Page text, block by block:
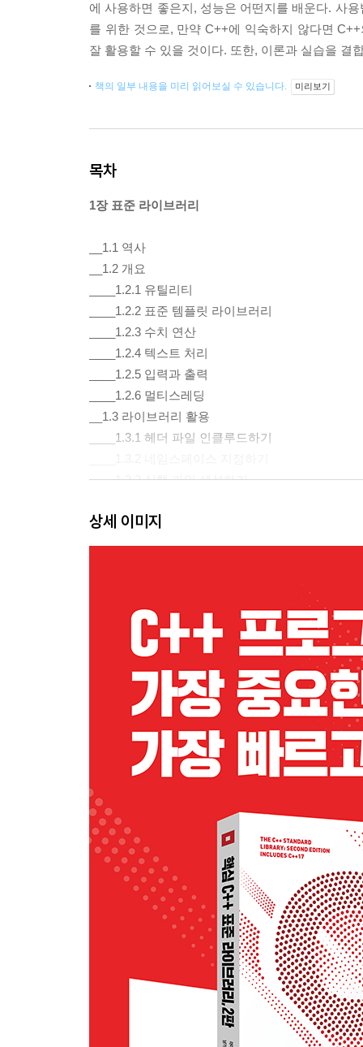
에 사용하면 좋은지, 성능은 어떤지를 배운다. 사
를 위한 것으로, 만약 C++에 익숙하지 않다면
잘 활용할 수 있을 것이다. 또한, 이론과 실습을 결
책의 일부 내용을 미리 읽어보실 수 있습니다. 미리보기
목차
1장 표준 라이브러리
__1.1 역사
__1.2 개요
____1.2.1 유틸리티
____1.2.2 표준 템플릿 라이브러리
____1.2.3 수치 연산
____1.2.4 텍스트 처리
____1.2.5 입력과 출력
____1.2.6 멀티스레딩
__1.3 라이브러리 활용
____1.3.1 헤더 파일 인클루드하기
____1.3.3 실행 파일 생성하기
2장 유틸리티
____2.1.2 std::move
____2.1.3 std::forward
____2.1.4 std::swap
__2.2 함수 어댑터
____2.2.1 std::bind
____2.2.2 std::function
__2.3 페어
____2.3.1 std::make_pair
__2.4 튜플
____2.4.1 std::make_tuple
____2.4.2 std::tie와 std::ignore
__2.5 레퍼런스 래퍼
____2.5.1 std::ref와 std::cref
__2.6 스마트 포인터
____2.6.1 std::unique_ptr
____2.6.2 std::shared_ptr
____2.6.3 std::weak_ptr
__2.7 타입 트레이트
____2.7.1 타입 정보 검사
____2.7.2 기본 타입 카테고리
상세 이미지